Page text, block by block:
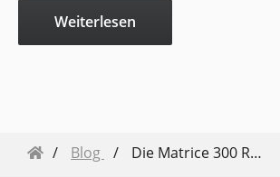
Weiterlesen
Blog Die Matrice 300 RTK macht Träume wahr für Inspektoren